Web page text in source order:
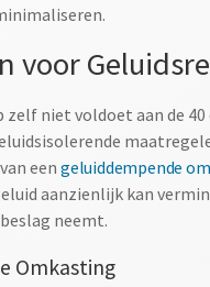
voor
niet voldoet aan de 40
een geluiddempende
aanzienlijk kan
neemt.
Omkasting